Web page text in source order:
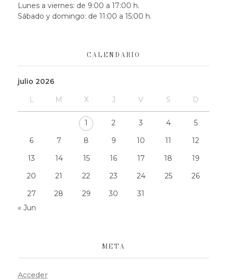
Lunes a viernes: de 9:00 a 17:00 h.
Sábado y domingo: de 11:00 a 15:00 h.
CALENDARIO
julio 2026
L M X J V S D
1 2 3 4
5
6
7 8 9 10 11
12
13
14 15 16 17 18
19
20
21 22 23 24 25
26
27
28 29 30
31
« Jun
META
Acceder